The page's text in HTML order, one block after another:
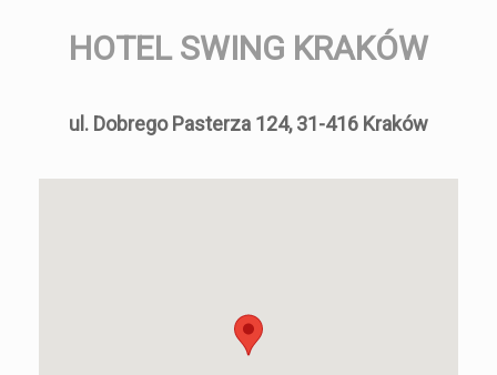
HOTEL SWING KRAKÓW
ul. Dobrego Pasterza 124, 31-416 Kraków